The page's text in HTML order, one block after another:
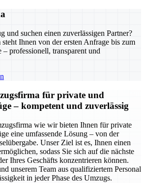
und suchen einen zuverlässigen Partner?
steht Ihnen von der ersten Anfrage bis zum
professionell, transparent und
für private und
– kompetent und zuverlässig
wie wir bieten Ihnen für private
eine umfassende Lösung – von der
Unser Ziel ist es, Ihnen einen
sodass Sie sich auf die nächste
Ihres Geschäfts konzentrieren können.
unserem Team aus qualifiziertem Personal
in jeder Phase des Umzugs.